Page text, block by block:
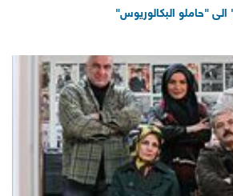
"حاملو البكالوريوس"